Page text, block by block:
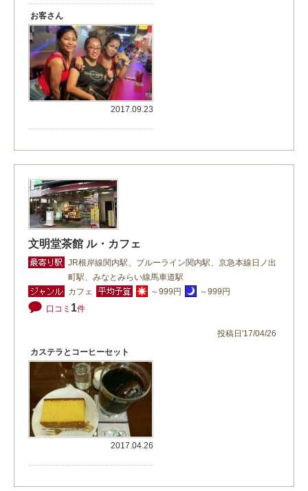
お客さん
2017.09.23
文明堂茶館 ル・カフェ
JR根岸線関内駅、ブルーライン関内駅、京急本線日ノ出
町駅、みなとみらい線馬車道駅
カフェ
～999円
～999円
口コミ 1件
投稿日'17/04/26
カステラとコーヒーセット
2017.04.26